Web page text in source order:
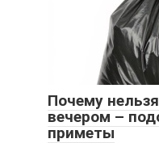
Почему
вечером –
приметы